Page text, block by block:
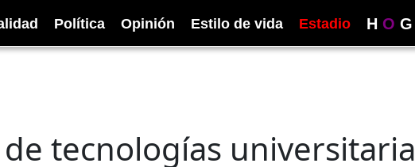
Política Opinión Estilo de vida Estadio H O G
tecnologías universitaria